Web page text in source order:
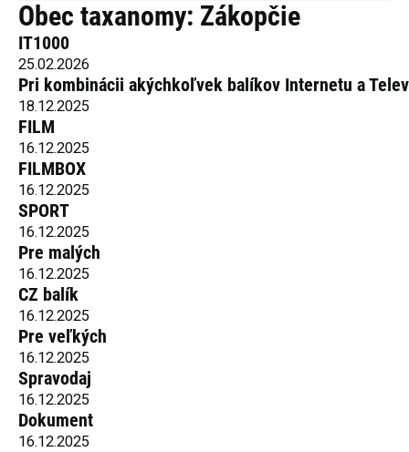
Obec taxanomy: Zákopčie
IT1000
25.02.2026
Pri kombinácii akýchkoľvek balíkov Internetu a
18.12.2025
FILM
16.12.2025
FILMBOX
16.12.2025
SPORT
16.12.2025
Pre malých
16.12.2025
CZ balík
16.12.2025
Pre veľkých
16.12.2025
Spravodaj
16.12.2025
Dokument
16.12.2025